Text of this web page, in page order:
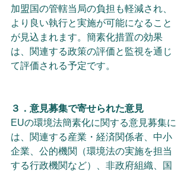
加盟国の管轄当局の負担も軽減され、
より良い執行と実施が可能になること
が見込まれます。簡素化措置の効果
は、関連する政策の評価と監視を通じ
て評価される予定です。
３．意見募集で寄せられた意見
EUの環境法簡素化に関する意見募集に
は、関連する産業・経済関係者、中小
企業、公的機関（環境法の実施を担当
する行政機関など）、非政府組織、国